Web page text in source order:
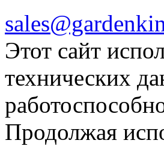
Этот сайт
технических
Продолжая